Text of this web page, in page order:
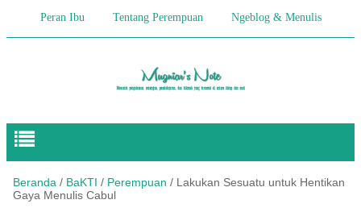
Peran Ibu Tentang Perempuan Ngeblog & Menulis
Pendidikan Anak
Beranda / BaKTI / Perempuan / Lakukan Sesuatu untuk Hentikan
Gaya Menulis Cabul